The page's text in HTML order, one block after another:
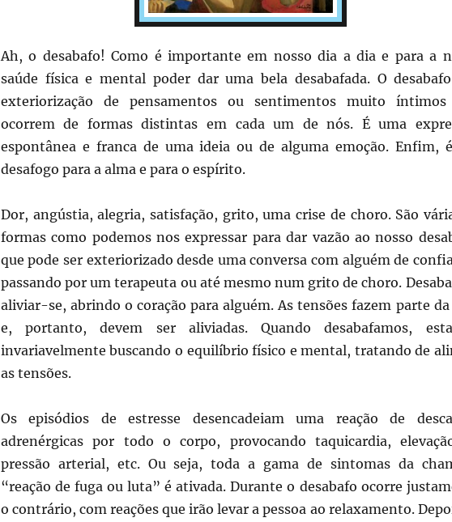
Ah, o desabafo! Como é importante em nosso dia a dia e para a
saúde física e mental poder dar uma bela desabafada. O
exteriorização de pensamentos ou sentimentos muito íntimos
ocorrem de formas distintas em cada um de nós. É uma
espontânea e franca de uma ideia ou de alguma emoção. Enfim,
desafogo para a alma e para o espírito.
Dor, angústia, alegria, satisfação, grito, uma crise de choro. São
formas como podemos nos expressar para dar vazão ao nosso
que pode ser exteriorizado desde uma conversa com alguém de
passando por um terapeuta ou até mesmo num grito de choro.
aliviar-se, abrindo o coração para alguém. As tensões fazem parte
e, portanto, devem ser aliviadas. Quando desabafamos,
invariavelmente buscando o equilíbrio físico e mental, tratando de
as tensões.
Os episódios de estresse desencadeiam uma reação de
adrenérgicas por todo o corpo, provocando taquicardia,
pressão arterial, etc. Ou seja, toda a gama de sintomas da
“reação de fuga ou luta” é ativada. Durante o desabafo ocorre
o contrário, com reações que irão levar a pessoa ao relaxamento.